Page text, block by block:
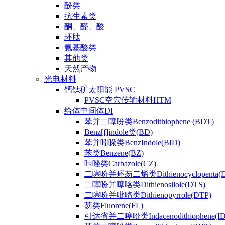
酚类
抗生素类
酮、醛、酸
环肽
氨基酸类
其他类
天然产物
光电材料
钙钛矿太阳能 PVSC
PVSC空穴传输材料HTM
给体中间体DI
苯并二噻吩类Benzodithiophene (BDT)
Benz[f]indole类(BD)
苯并吲哚类BenzIndole(BID)
苯类Benzene(BZ)
咔唑类Carbazole(CZ)
二噻吩并环芴二烯类
二噻吩并噻咯类Dithienosilole(DTS)
二噻吩并吡咯类Dithienopyrrole(DTP)
芴类Fluorene(FL)
引达省并二噻吩类